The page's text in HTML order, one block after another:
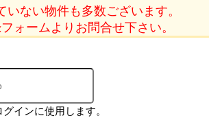
ない物件も多数ございます。
ォームよりお問合せ下さい。
インに使用します。